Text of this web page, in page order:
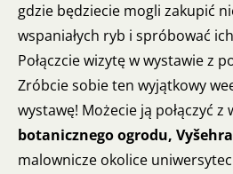
gdzie będziecie mogli zakupić
wspaniałych ryb i spróbować
Połączcie wizytę w wystawie z
Zróbcie sobie ten wyjątkowy
wystawę! Możecie ją połączyć z
botanicznego ogrodu,
malownicze okolice